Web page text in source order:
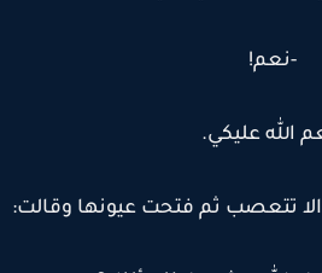
-نعم!
الله عليكي.
تتعصب ثم فتحت عيونها وقالت: